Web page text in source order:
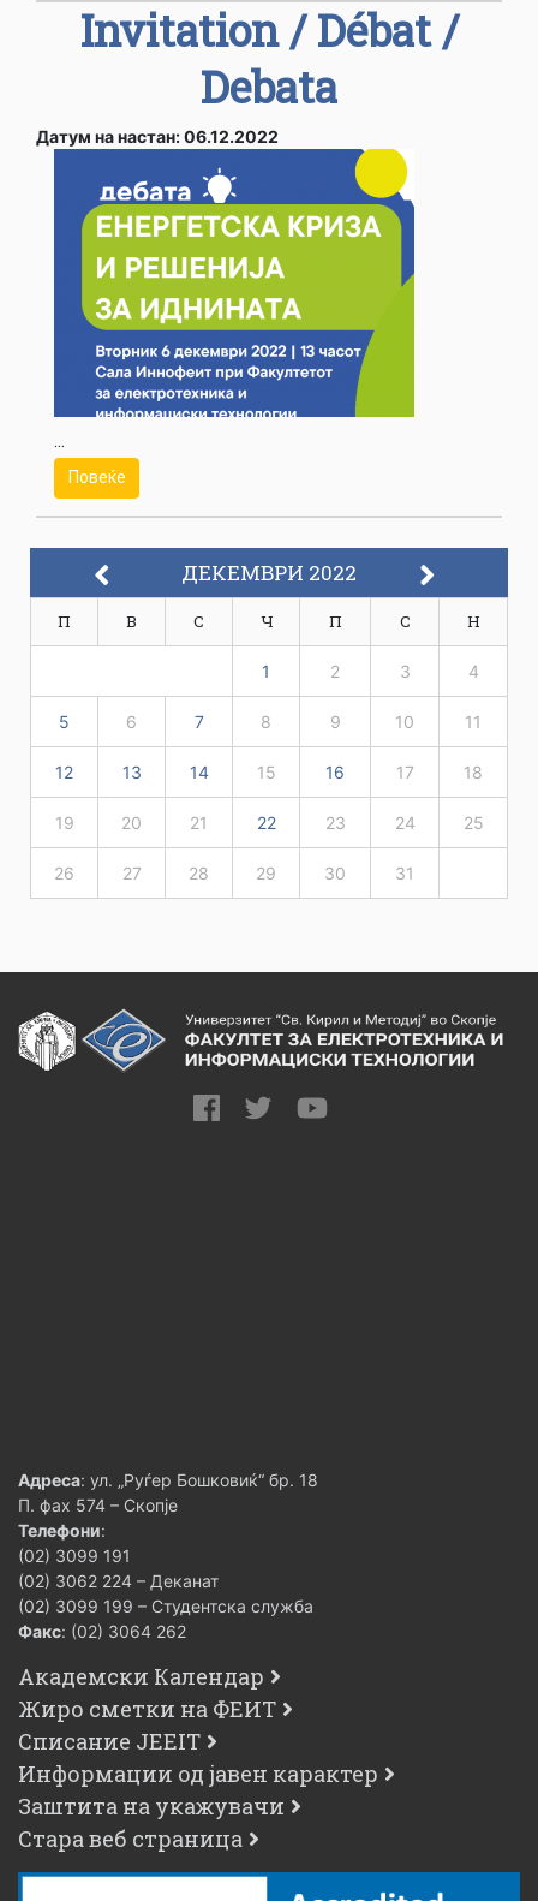
Invitation / Débat /
Debata
Датум на настан: 06.12.2022
...
Повеќе
ДЕКЕМВРИ 2022
П В С Ч П С Н
1 2 3 4
5 6 7 8 9 10 11
12 13 14 15 16 17 18
19 20 21 22 23 24 25
26 27 28 29 30 31
Адреса: ул. „Руѓер Бошковиќ“ бр. 18
П. фах 574 – Скопје
Телефони:
(02) 3099 191
(02) 3062 224 – Деканат
(02) 3099 199 – Студентска служба
Факс: (02) 3064 262
Академски Календар
Жиро сметки на ФЕИТ
Списание JEEIT
Информации од јавен карактер
Заштита на укажувачи
Стара веб страница